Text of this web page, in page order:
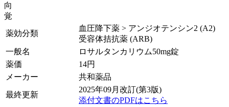
向
覚
薬効分類
血圧降下薬 > アンジオテンシン2 (A2)
受容体拮抗薬 (ARB)
一般名
ロサルタンカリウム50mg錠
薬価
14円
メーカー
共和薬品
最終更新
2025年09月改訂(第3版)
添付文書のPDFはこちら